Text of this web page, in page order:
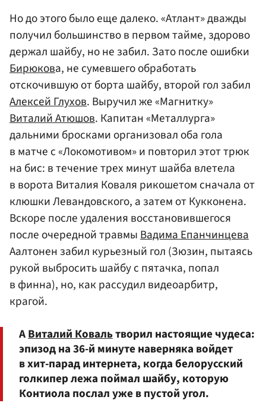
Но до этого было еще далеко. «Атлант» дважды
получил большинство в первом тайме, здорово
держал шайбу, но не забил. Зато после ошибки
Бирюкова, не сумевшего обработать
отскочившую от борта шайбу, второй гол забил
Алексей Глухов. Выручил же «Магнитку»
Виталий Атюшов. Капитан «Металлурга»
дальними бросками организовал оба гола
в матче с «Локомотивом» и повторил этот трюк
на бис: в течение трех минут шайба влетела
в ворота Виталия Коваля рикошетом сначала от
клюшки Левандовского, а затем от Кукконена.
Вскоре после удаления восстановившегося
после очередной травмыВадима Епанчинцева
Аалтонен забил курьезный гол (Зюзин, пытаясь
рукой выбросить шайбу с пятачка, попал
в финна), но, как рассудил видеоарбитр,
крагой.
АВиталий Ковальтворил настоящие чудеса:
эпизод на 36-й минуте наверняка войдет
в хит-парад интернета, когда белорусский
голкипер лежа поймал шайбу, которую
Контиола послал уже в пустой угол.